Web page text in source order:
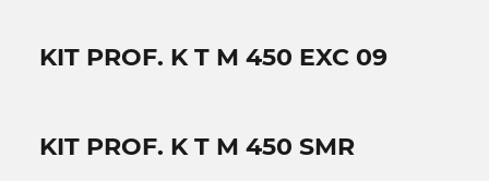
KIT PROF. K T M 450 EXC 09
KIT PROF. K T M 450 SMR